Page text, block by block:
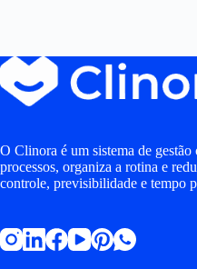
O Clinora é um sistema de
processos, organiza a rotina e
controle, previsibilidade e tempo